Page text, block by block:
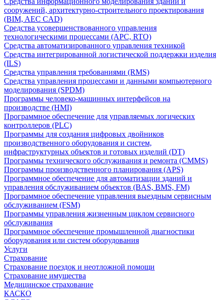
сооружений, архитектурно-строительного проектирования
(BIM, AEC CAD)
Средства усовершенствованного управления
технологическими процессами (APC, RTO)
Средства автоматизированного управления техникой
Средства интегрированной логистической поддержки изделия
(ILS)
Средства управления требованиями (RMS)
Средства управления процессами и данными компьютерного
моделирования (SPDM)
Программы человеко-машинных интерфейсов на
производстве (HMI)
Программное обеспечение для управляемых логических
контроллеров (PLC)
Программы для создания цифровых двойников
производственного оборудования и систем,
инфраструктурных объектов и готовых изделий (DT)
Программы технического обслуживания и ремонта (CMMS)
Программы производственного планирования (APS)
Программное обеспечение для автоматизации зданий и
управления обслуживанием объектов (BAS, BMS, FM)
Программное обеспечение управления выездным сервисным
обслуживанием (FSM)
Программы управления жизненным циклом сервисного
обслуживания
Программное обеспечение промышленной диагностики
оборудования или систем оборудования
Услуги
Страхование
Страхование поездок и неотложной помощи
Страхование имущества
Медицинское страхование
КАСКО